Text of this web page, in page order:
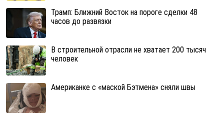
Трамп: Ближний Восток на пороге сделки 48
часов до развязки
В строительной отрасли не хватает 200 тысяч
человек
Американке с «маской Бэтмена» сняли швы